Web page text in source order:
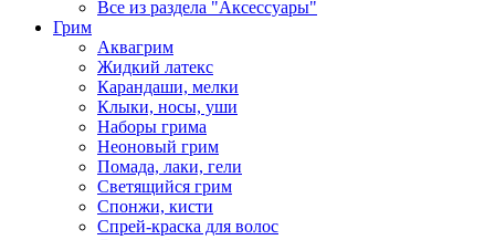
Все из раздела "Аксессуары"
Грим
Аквагрим
Жидкий латекс
Карандаши, мелки
Клыки, носы, уши
Наборы грима
Неоновый грим
Помада, лаки, гели
Светящийся грим
Спонжи, кисти
Спрей-краска для волос